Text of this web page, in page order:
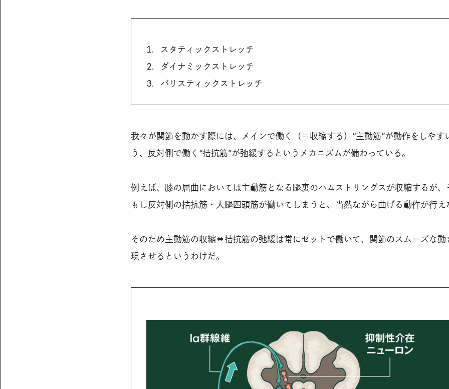
スタティックストレッチ
ダイナミックストレッチ
バリスティックストレッチ
我々が関節を動かす際には、メインで働く（＝収縮する）“主動筋”が動作をしやす
う、反対側で働く“拮抗筋”が弛緩するというメカニズムが備わっている。
例えば、膝の屈曲においては主動筋となる腿裏のハムストリングスが収縮するが、
もし反対側の拮抗筋・大腿四頭筋が働いてしまうと、当然ながら曲げる動作が行え
そのため主動筋の収縮⇔拮抗筋の弛緩は常にセットで働いて、関節のスムーズな動
現させるというわけだ。